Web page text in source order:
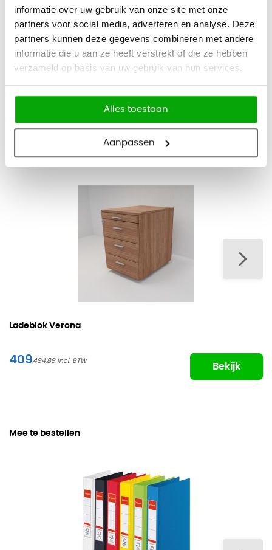
informatie over uw gebruik van onze site met onze
partners voor social media, adverteren en analyse. Deze
partners kunnen deze gegevens combineren met andere
informatie die u aan ze heeft verstrekt of die ze hebben
verzameld op basis van uw gebruik van hun services.
Alles toestaan
Aanpassen
Merk OfficeCity
Garantie 2 jaar
Bijbehorende producten
Ladeblok Verona
409494,89
Bekijk
Mee te bestellen